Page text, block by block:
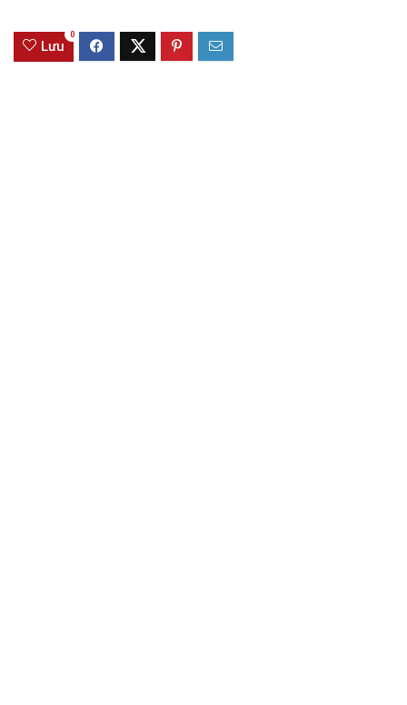
Lưu
0